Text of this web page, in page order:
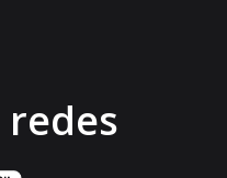
redes